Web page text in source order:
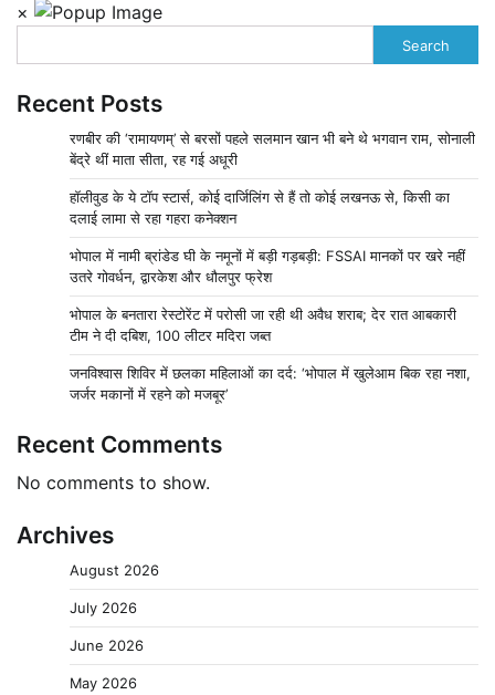
×
Search
Recent Posts
रणबीर की ‘रामायणम्’ से बरसों पहले सलमान खान भी बने थे भगवान राम, सोनाली
बेंद्रे थीं माता सीता, रह गई अधूरी
हॉलीवुड के ये टॉप स्टार्स, कोई दार्जिलिंग से हैं तो कोई लखनऊ से, किसी का
दलाई लामा से रहा गहरा कनेक्शन
भोपाल में नामी ब्रांडेड घी के नमूनों में बड़ी गड़बड़ी: FSSAI मानकों पर खरे नहीं
उतरे गोवर्धन, द्वारकेश और धौलपुर फ्रेश
भोपाल के बनतारा रेस्टोरेंट में परोसी जा रही थी अवैध शराब; देर रात आबकारी
टीम ने दी दबिश, 100 लीटर मदिरा जब्त
जनविश्वास शिविर में छलका महिलाओं का दर्द: ‘भोपाल में खुलेआम बिक रहा नशा,
जर्जर मकानों में रहने को मजबूर’
Recent Comments
No comments to show.
Archives
August 2026
July 2026
June 2026
May 2026